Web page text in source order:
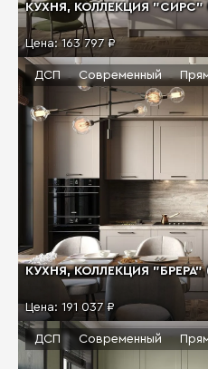
КУХНЯ, КОЛЛЕКЦИЯ "СИРС"
Цена:163 797 ₽
КУХНЯ, КОЛЛЕКЦИЯ "БРЕРА"
Цена: 191 037 ₽
ДСП Современный
ДСП Современный